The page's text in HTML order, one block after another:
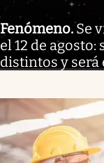
Fenómeno.Se
el 12 de
distintos y